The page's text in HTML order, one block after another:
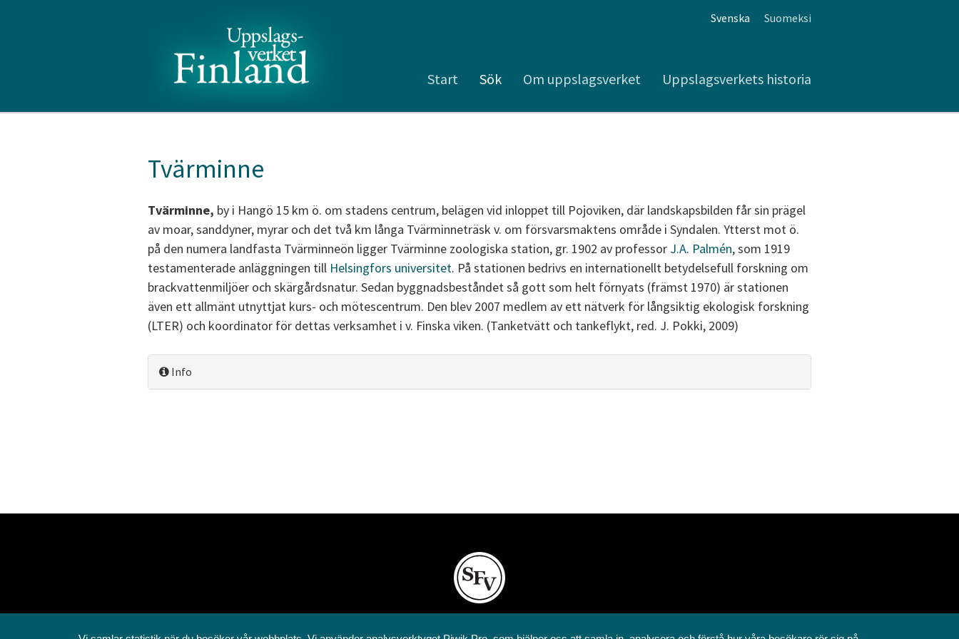
Svenska Suomeksi
Start Sök Om uppslagsverket Uppslagsverkets historia
Tvärminne
Tvärminne, by i Hangö 15 km ö. om stadens centrum, belägen vid inloppet till Pojoviken, där landskapsbilden får sin prägel
av moar, sanddyner, myrar och det två km långa Tvärminneträsk v. om försvarsmaktens område i Syndalen. Ytterst mot ö.
på den numera landfasta Tvärminneön ligger Tvärminne zoologiska station, gr. 1902 av professor J.A. Palmén, som 1919
testamenterade anläggningen till Helsingfors universitet. På stationen bedrivs en internationellt betydelsefull forskning om
brackvattenmiljöer och skärgårdsnatur. Sedan byggnadsbeståndet så gott som helt förnyats (främst 1970) är stationen
även ett allmänt utnyttjat kurs- och mötescentrum. Den blev 2007 medlem av ett nätverk för långsiktig ekologisk forskning
(LTER) och koordinator för dettas verksamhet i v. Finska viken. (Tanketvätt och tankeflykt, red. J. Pokki, 2009)
Info